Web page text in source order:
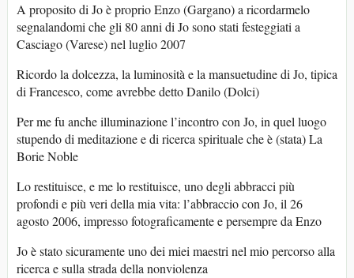
A proposito di Jo è proprio Enzo (Gargano) a ricordarmelo
segnalandomi che gli 80 anni di Jo sono stati festeggiati a
Casciago (Varese) nel luglio 2007
Ricordo la dolcezza, la luminosità e la mansuetudine di Jo, tipica
di Francesco, come avrebbe detto Danilo (Dolci)
Per me fu anche illuminazione l’incontro con Jo, in quel luogo
stupendo di meditazione e di ricerca spirituale che è (stata) La
Borie Noble
Lo restituisce, e me lo restituisce, uno degli abbracci più
profondi e più veri della mia vita: l’abbraccio con Jo, il 26
agosto 2006, impresso fotograficamente e persempre da Enzo
Jo è stato sicuramente uno dei miei maestri nel mio percorso alla
ricerca e sulla strada della nonviolenza